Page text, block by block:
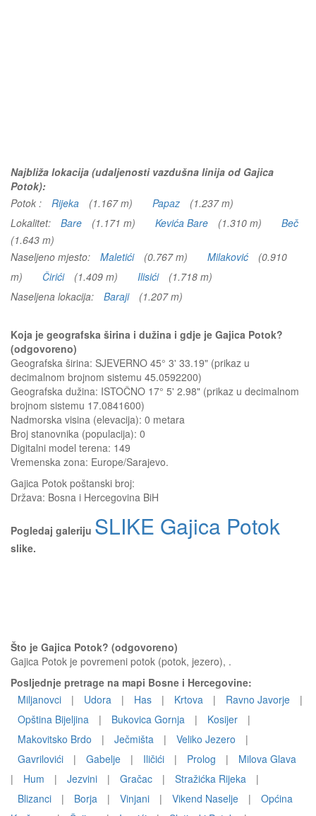
Najbliža lokacija (udaljenosti vazdušna linija od Gajica
Potok):
Potok :
Rijeka (1.167 m) Papaz
(1.237 m)
Lokalitet:
Bare (1.171 m) Kevića Bare (1.310 m)
Beč
(1.643 m)
Naseljeno mjesto:
Maletići (0.767 m) Milaković
(0.910
m)
Čirići (1.409 m) Ilisići
(1.718 m)
Naseljena lokacija:
Baraji (1.207 m)
Koja je geografska širina i dužina i gdje je Gajica Potok?
(odgovoreno)
Geografska širina: SJEVERNO 45° 3' 33.19" (prikaz u
decimalnom brojnom sistemu 45.0592200)
Geografska dužina: ISTOČNO 17° 5' 2.98" (prikaz u decimalnom
brojnom sistemu 17.0841600)
Nadmorska visina (elevacija): 0 metara
Broj stanovnika (populacija): 0
Digitalni model terena: 149
Vremenska zona: Europe/Sarajevo.
Gajica Potok poštanski broj:
Država: Bosna i Hercegovina BiH
Pogledaj galeriju SLIKE Gajica Potok
slike.
Što je Gajica Potok? (odgovoreno)
Gajica Potok je povremeni potok (potok, jezero), .
Posljednje pretrage na mapi Bosne i Hercegovine:
Miljanovci
| Udora | Has | Krtova | Ravno Javorje
|
Opština Bijeljina
| Bukovica Gornja | Kosijer
|
Makovitsko Brdo
| Ječmišta | Veliko Jezero
|
Gavrilovići
| Gabelje | Iličići | Prolog |
Milova Glava
|
Hum | Jezvini | Gračac | Stražićka Rijeka
|
Blizanci
| Borja | Vinjani | Vikend Naselje |
Općina